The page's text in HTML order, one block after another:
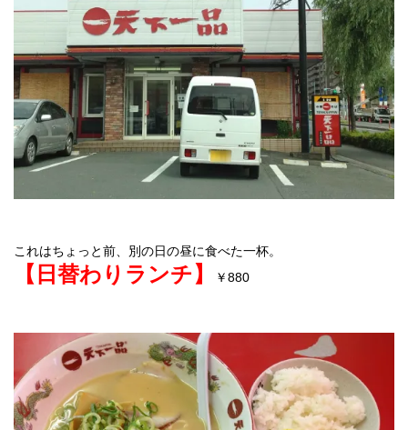
これはちょっと前、別の日の昼に食べた一杯。
【日替わりランチ】 ￥880